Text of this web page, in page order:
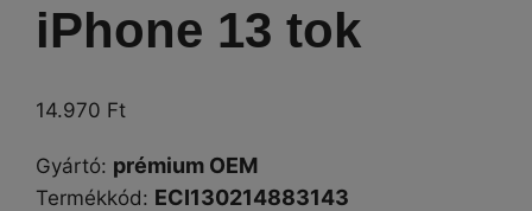
iPhone 13 tok
14.970 Ft
Gyártó: prémium OEM
Termékkód: ECI130214883143